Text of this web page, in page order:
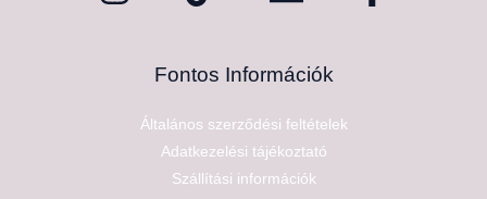
Fontos Információk
Általános szerződési feltételek
Adatkezelési tájékoztató
Szállítási információk